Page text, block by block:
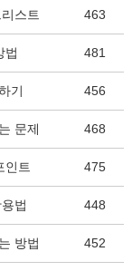
스트 463
법 481
기 456
문제 468
인트 475
법 448
방법 452